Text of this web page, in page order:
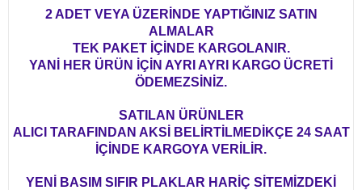
2 ADET VEYA ÜZERİNDE YAPTIĞINIZ SATIN
ALMALAR
TEK PAKET İÇİNDE KARGOLANIR.
YANİ HER ÜRÜN İÇİN AYRI AYRI KARGO ÜCRETİ
ÖDEMEZSİNİZ.
SATILAN ÜRÜNLER
ALICI TARAFINDAN AKSİ BELİRTİLMEDİKÇE 24 SAAT
İÇİNDE KARGOYA VERİLİR.
YENİ BASIM SIFIR PLAKLAR HARİÇ SİTEMİZDEKİ